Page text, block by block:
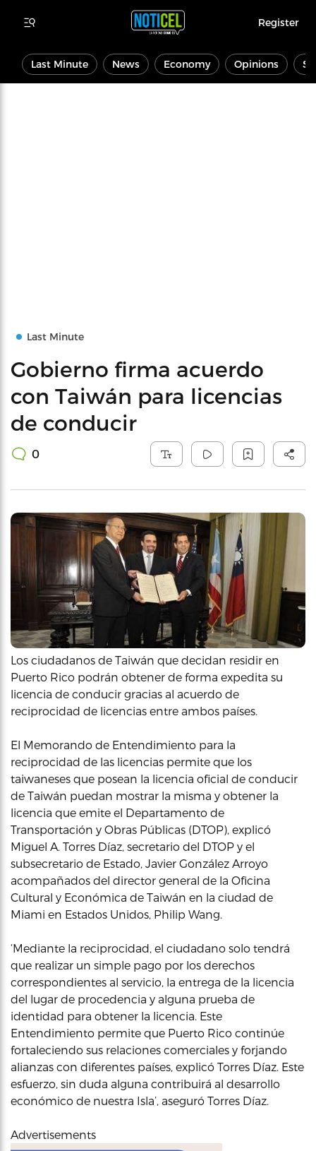
Register
Last Minute News Economy Opinions
Last Minute
Gobierno firma acuerdo
con Taiwán para licencias
de conducir
0
Los ciudadanos de Taiwán que decidan residir en
Puerto Rico podrán obtener de forma expedita su
licencia de conducir gracias al acuerdo de
reciprocidad de licencias entre ambos países.
El Memorando de Entendimiento para la
reciprocidad de las licencias permite que los
taiwaneses que posean la licencia oficial de conducir
de Taiwán puedan mostrar la misma y obtener la
licencia que emite el Departamento de
Transportación y Obras Públicas (DTOP), explicó
Miguel A. Torres Díaz, secretario del DTOP y el
subsecretario de Estado, Javier González Arroyo
acompañados del director general de la Oficina
Cultural y Económica de Taiwán en la ciudad de
Miami en Estados Unidos, Philip Wang.
‘Mediante la reciprocidad, el ciudadano solo tendrá
que realizar un simple pago por los derechos
correspondientes al servicio, la entrega de la licencia
del lugar de procedencia y alguna prueba de
identidad para obtener la licencia. Este
Entendimiento permite que Puerto Rico continúe
fortaleciendo sus relaciones comerciales y forjando
alianzas con diferentes países, explicó Torres Díaz. Este
esfuerzo, sin duda alguna contribuirá al desarrollo
económico de nuestra Isla’, aseguró Torres Díaz.
Advertisements